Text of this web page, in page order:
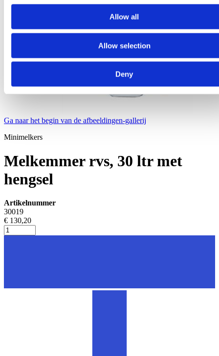
Allow all
Allow selection
Deny
Ga naar het begin van de afbeeldingen-gallerij
Minimelkers
Melkemmer rvs, 30 ltr met
hengsel
Artikelnummer
30019
€ 130,20